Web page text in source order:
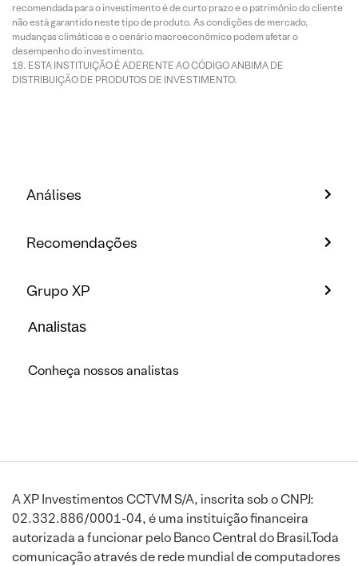
recomendada para o investimento é de curto prazo e o patrimônio do cliente
não está garantido neste tipo de produto. As condições de mercado,
mudanças climáticas e o cenário macroeconômico podem afetar o
desempenho do investimento.
ESTA INSTITUIÇÃO É ADERENTE AO CÓDIGO ANBIMA DE
DISTRIBUIÇÃO DE PRODUTOS DE INVESTIMENTO.
Análises
Recomendações
Grupo XP
Analistas
Conheça nossos analistas
A XP Investimentos CCTVM S/A, inscrita sob o CNPJ:
02.332.886/0001-04, é uma instituição financeira
autorizada a funcionar pelo Banco Central do Brasil.Toda
comunicação através de rede mundial de computadores